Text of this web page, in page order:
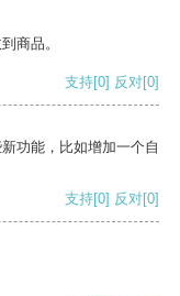
商品。
支持[0] 反对[0]
功能，比如增加一个自
支持[0] 反对[0]